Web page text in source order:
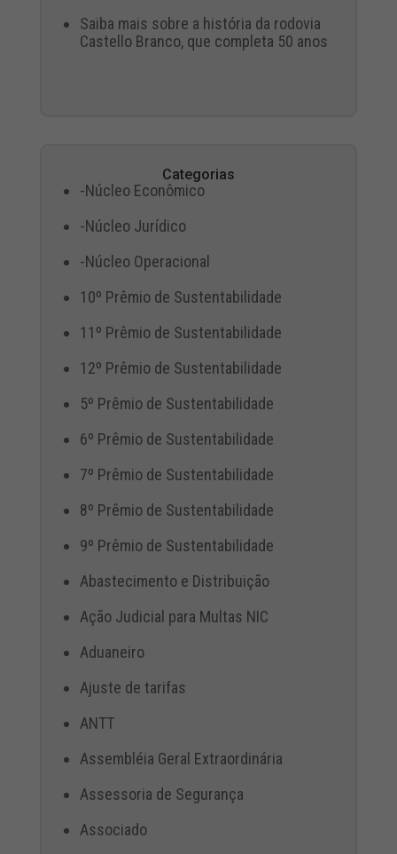
Saiba mais sobre a história da rodovia
Castello Branco, que completa 50 anos
Categorias
-Núcleo Econômico
-Núcleo Jurídico
-Núcleo Operacional
10º Prêmio de Sustentabilidade
11º Prêmio de Sustentabilidade
12º Prêmio de Sustentabilidade
5º Prêmio de Sustentabilidade
6º Prêmio de Sustentabilidade
7º Prêmio de Sustentabilidade
8º Prêmio de Sustentabilidade
9º Prêmio de Sustentabilidade
Abastecimento e Distribuição
Ação Judicial para Multas NIC
Aduaneiro
Ajuste de tarifas
ANTT
Assembléia Geral Extraordinária
Assessoria de Segurança
Associado